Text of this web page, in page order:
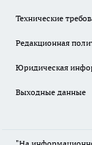
Технические
Редакционная
Юридическая
Выходные данные